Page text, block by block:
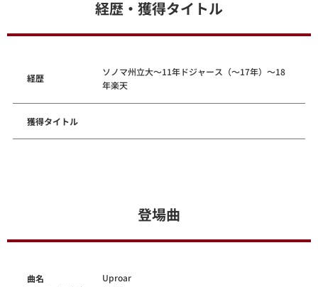
経歴・獲得タイトル
経歴
ソノマ州立大～11年ドジャース（～17年）～18
年楽天
獲得タイトル
登場曲
曲名
Uproar